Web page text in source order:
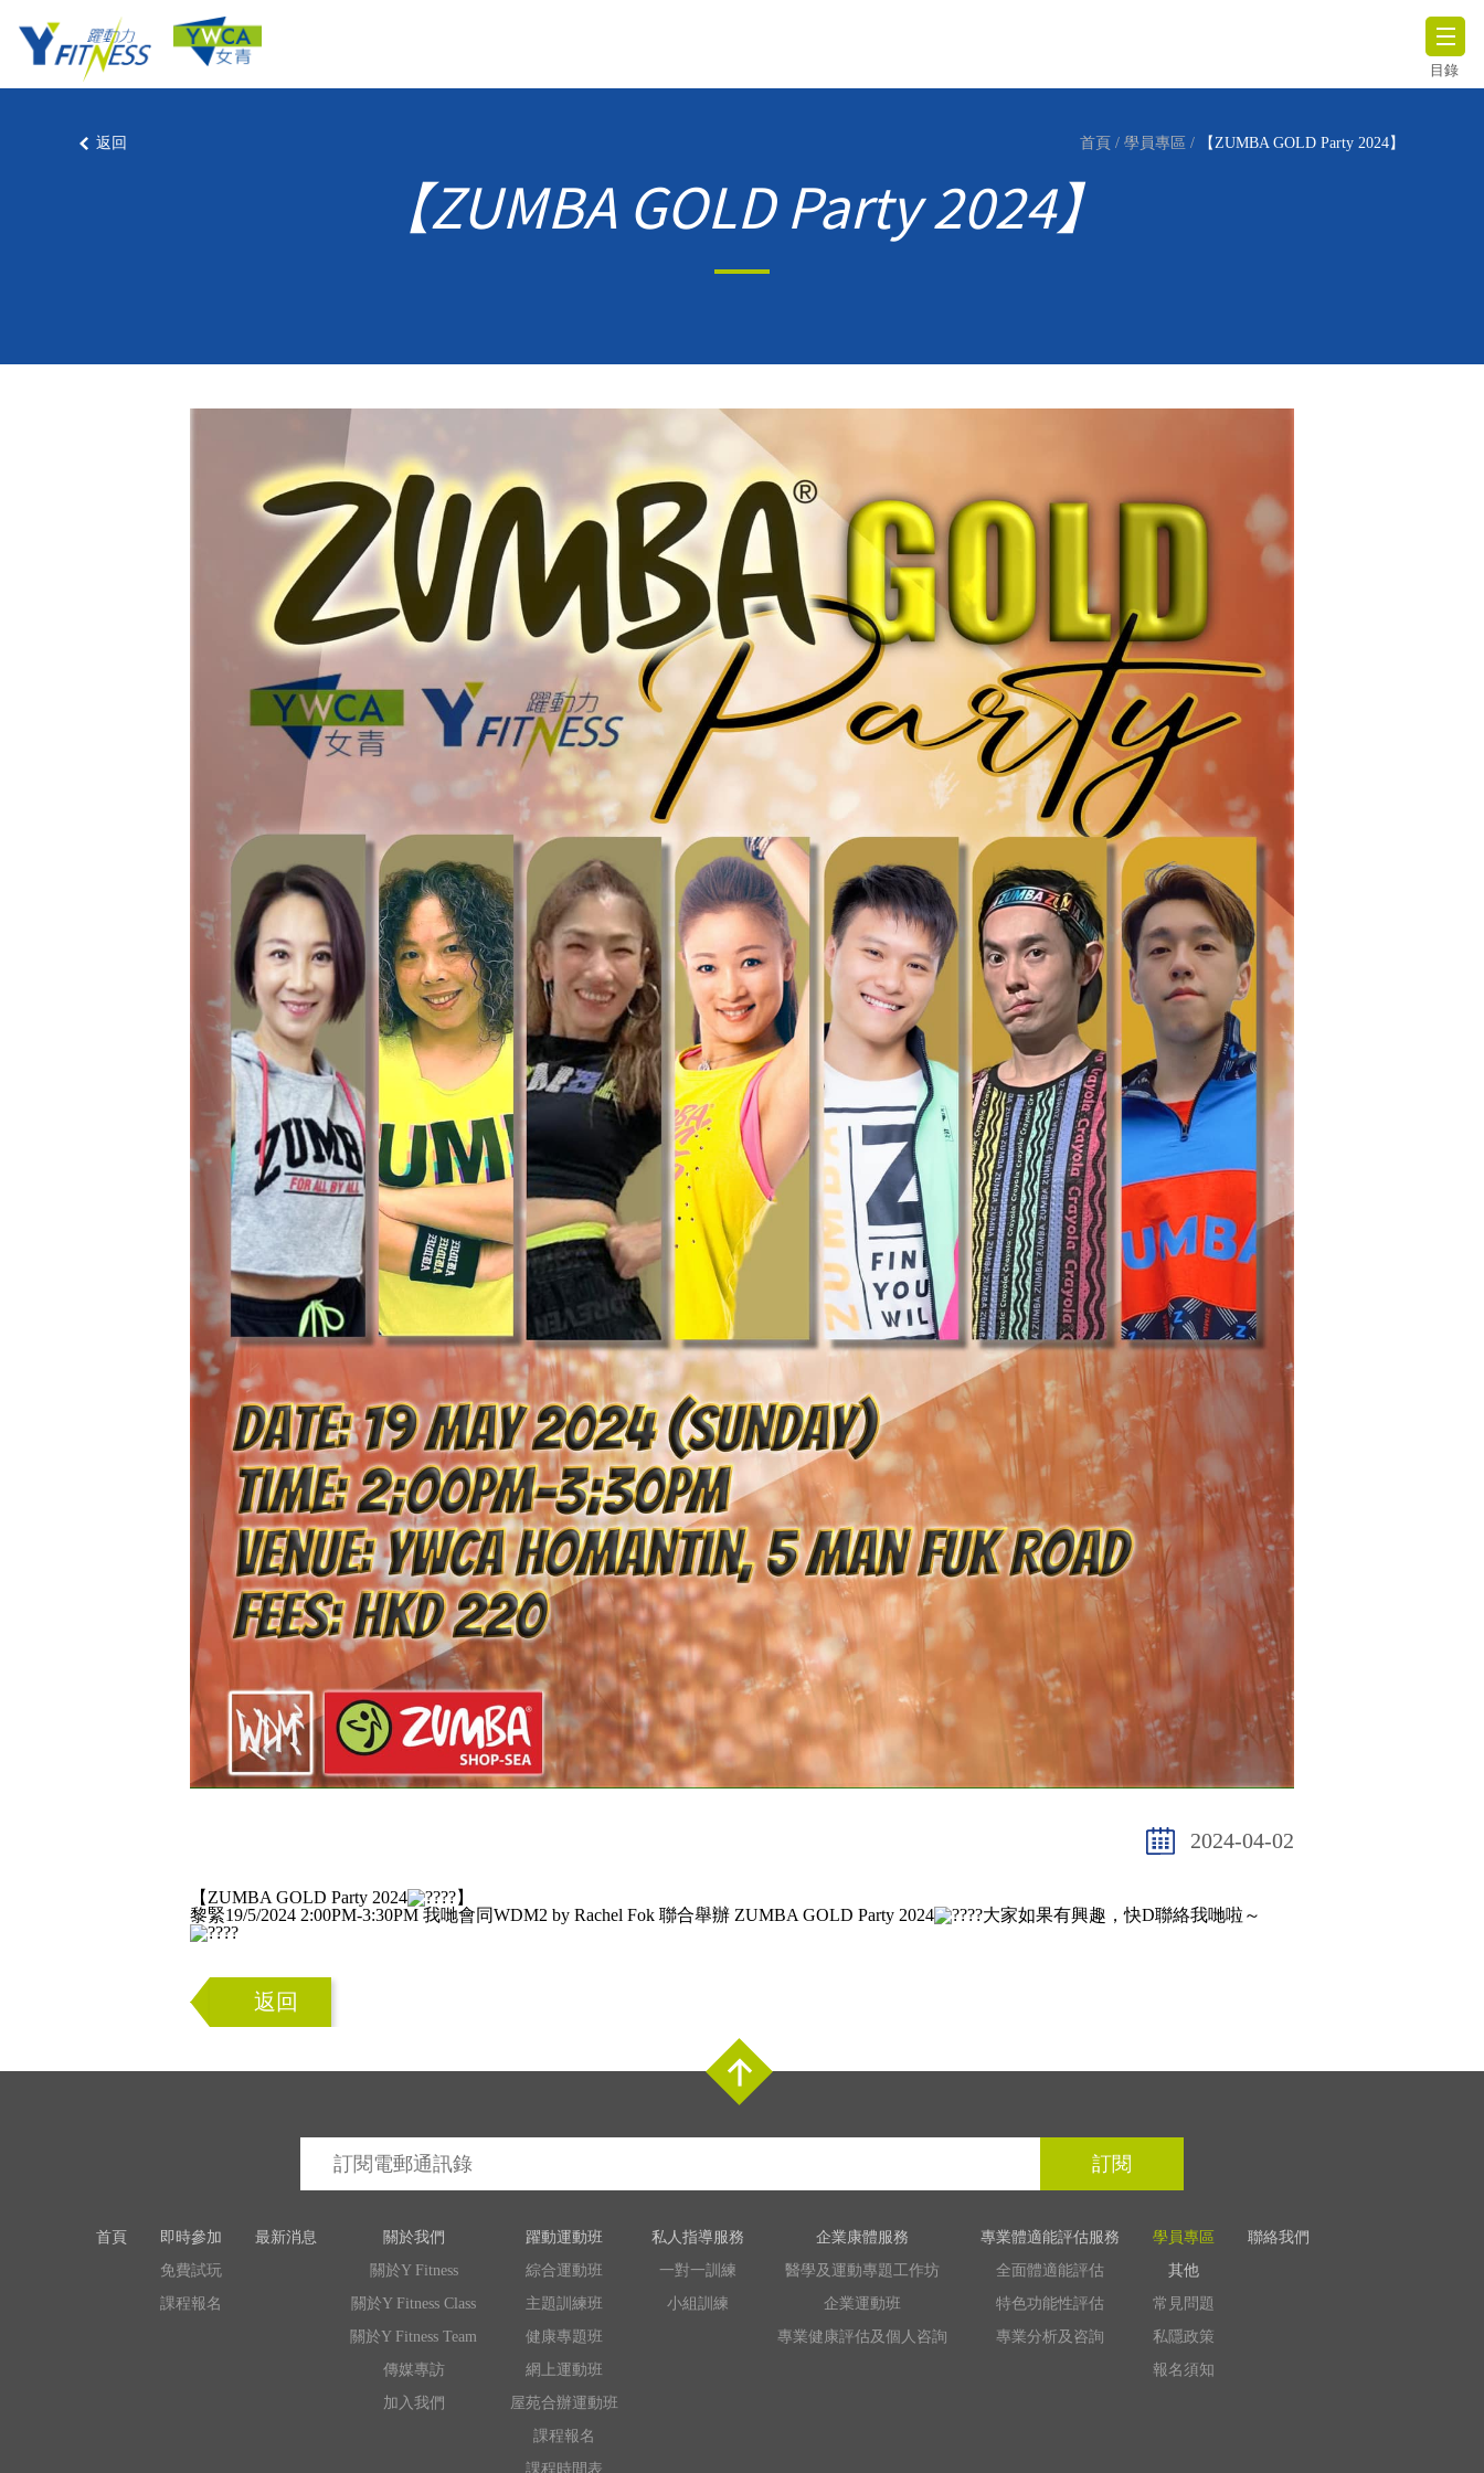
目錄
首頁 / 學員專區 / 【ZUMBA GOLD Party 2024】
返回
【ZUMBA GOLD Party 2024】
2024-04-02
【ZUMBA GOLD Party 2024
】
黎緊19/5/2024 2:00PM-3:30PM 我哋會同WDM2 by Rachel Fok 聯合舉辦 ZUMBA GOLD Party 2024
大家如果有興趣，快D聯絡我哋啦～
返回
訂閱
首頁
即時參加
免費試玩
課程報名
最新消息
關於我們
關於Y Fitness
關於Y Fitness Class
關於Y Fitness Team
傳媒專訪
加入我們
躍動運動班
綜合運動班
主題訓練班
健康專題班
網上運動班
屋苑合辦運動班
課程報名
課程時間表
私人指導服務
一對一訓練
小組訓練
企業康體服務
醫學及運動專題工作坊
企業運動班
專業健康評估及個人咨詢
專業體適能評估服務
全面體適能評估
特色功能性評估
專業分析及咨詢
學員專區
聯絡我們
其他
常見問題
私隱政策
報名須知